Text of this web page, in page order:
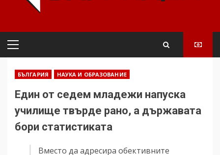
Primary
БЪЛГАРИЯ НАУКА И ОБРАЗОВАНИЕ
Един от седем младежи напуска
училище твърде рано, а държавата
бори статистиката
Вместо да адресира обективните